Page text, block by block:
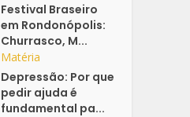
Festival Braseiro
em Rondonópolis:
Churrasco, M...
Matéria
Depressão: Por que
pedir ajuda é
fundamental pa...